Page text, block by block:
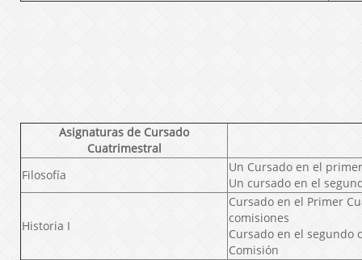
Asignaturas de Cursado
Cuatrimestral
Filosofía
Un Cursado en el
Un cursado en el
Historia I
Cursado en el Primer
comisiones
Cursado en el segundo
Comisión